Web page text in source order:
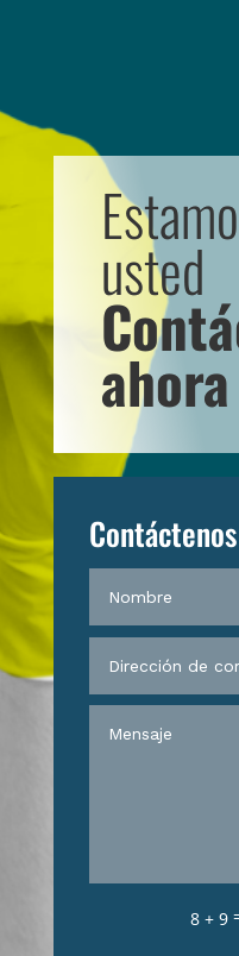
usted
ahora
Contáctenos
8 + 9